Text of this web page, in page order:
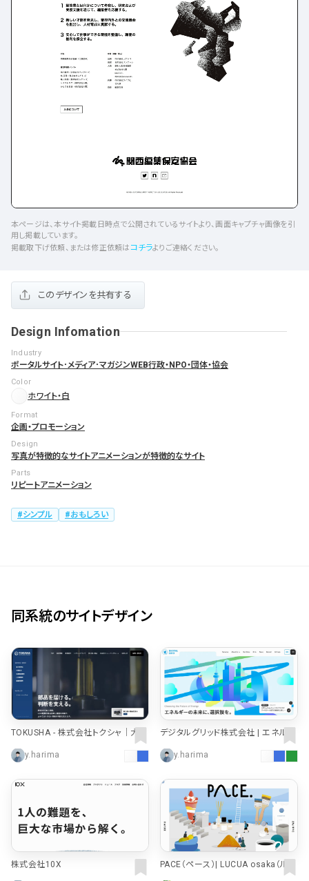
本ページは、本サイト掲載日時点で公開されているサイトより、画面キャプチャ画像を引
用し掲載しています。
掲載取下げ依頼、または修正依頼はコチラよりご連絡ください。
このデザインを共有する
Design Infomation
Industry
ポータルサイト･メディア･マガジンWEB行政・NPO・団体・協会
Color
ホワイト・白
Format
企画・プロモーション
Design
写真が特徴的なサイトアニメーションが特徴的なサイト
Parts
リピートアニメーション
シンプル おもしろい
同系統のサイトデザイン
TOKUSHA - 株式会社トクシャ｜大型
トレーラー・商用車部品の販売・配
達・発送y.harima
デジタルグリッド株式会社 | エネルギ
y.harima
株式会社10X
PACE（ペース）| LUCUA osaka（ルク